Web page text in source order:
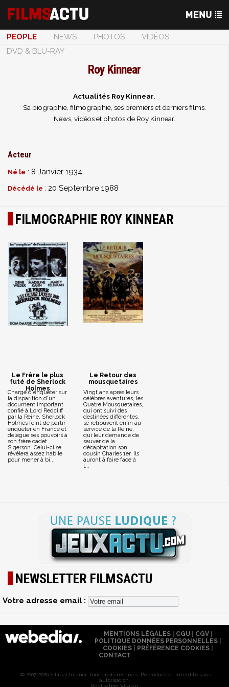
PEOPLE NEWS PHOTOS
VIDÉOS
DVD & BLU-RAY
Roy Kinnear
Actualités Roy Kinnear
Sa biographie, filmographie, ses premiers et derniers films.
News, vidéos et photos de Roy Kinnear.
Acteur
Né le : 8 Janvier 1934
Décédé le : 20 Septembre 1988
FILMOGRAPHIE ROY KINNEAR
Le Frère le plus
futé de Sherlock
Holmes
Chargé d'enquêter sur
la disparition d'un
document important
confié à Lord Redcliff
par la Reine, Sherlock
Holmes feint de partir
enquêter en France et
délègue ses pouvoirs à
son frère cadet
Sigerson. Celui-ci se
révélera assez habile
pour mener à bi...
Le Retour des
mousquetaires
Vingt ans après leurs
célèbres aventures, les
Quatre Mousquetaires,
qui ont suivi des
destinées différentes,
se retrouvent enfin au
service de la Reine,
qui leur demande de
sauver de la
décapitation son
cousin Charles 1er. Ils
auront à faire face à
l...
NEWSLETTER FILMSACTU
Votre adresse email :
MENTIONS LÉGALES| CGU| CGV|
POLITIQUE DONNÉES PERSONNELLES
COOKIES
PRÉFÉRENCE COOKIES
CONTACT
© 2007-2026 Filmsactu .com. Tous droits réservés. Reproduction interdite sans
autorisation.
Réalisation Vitalyn